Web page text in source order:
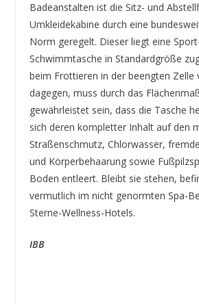
Badeanstalten ist die Sitz- und
Umkleidekabine durch eine
Norm geregelt. Dieser liegt eine
Schwimmtasche in Standardgröße
beim Frottieren in der beengten Zelle
dagegen, muss durch das
gewährleistet sein, dass die Tasche
sich deren kompletter Inhalt auf den
Straßenschmutz, Chlorwasser,
und Körperbehaarung sowie
Boden entleert. Bleibt sie stehen,
vermutlich im nicht genormten Spa-
Sterne-Wellness-Hotels.
IBB